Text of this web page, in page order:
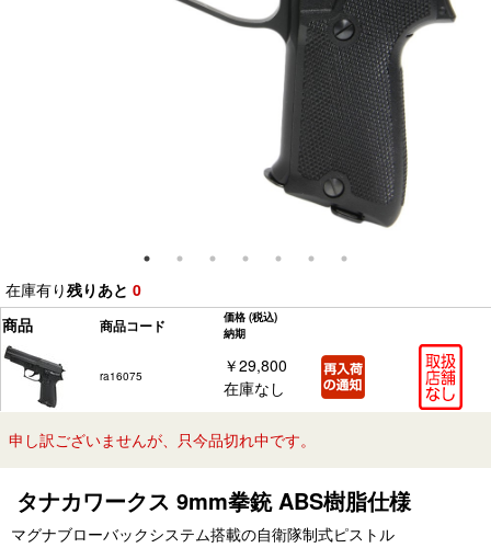
在庫有り残りあと 0
商品
商品コード 価格 (税込)
納期
ra16075
￥29,800
在庫なし
申し訳ございませんが、只今品切れ中です。
タナカワークス 9mm拳銃 ABS樹脂仕様
マグナブローバックシステム搭載の自衛隊制式ピストル